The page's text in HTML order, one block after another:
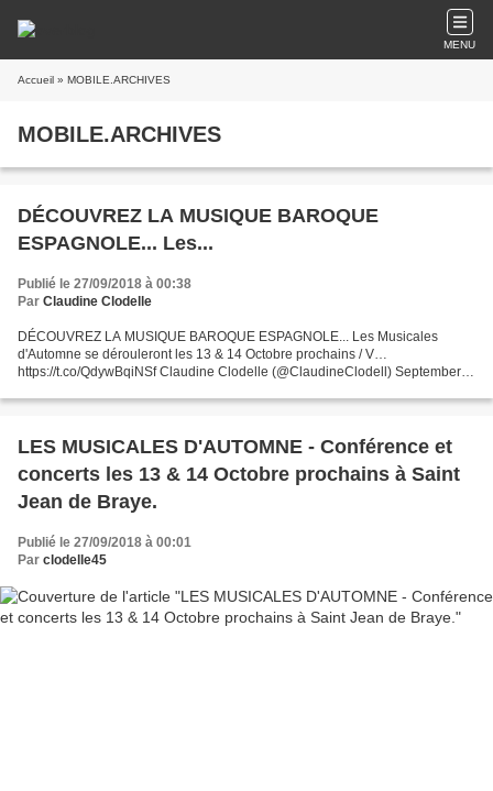
MENU
Accueil » MOBILE.ARCHIVES
MOBILE.ARCHIVES
DÉCOUVREZ LA MUSIQUE BAROQUE
ESPAGNOLE... Les...
Publié le 27/09/2018 à 00:38
Par Claudine Clodelle
DÉCOUVREZ LA MUSIQUE BAROQUE ESPAGNOLE... Les Musicales
d'Automne se dérouleront les 13 & 14 Octobre prochains / V…
https://t.co/QdywBqiNSf Claudine Clodelle (@ClaudineClodell) September
Musicales...
LES MUSICALES D'AUTOMNE - Conférence et
concerts les 13 & 14 Octobre prochains à Saint
Jean de Braye.
Publié le 27/09/2018 à 00:01
Par clodelle45